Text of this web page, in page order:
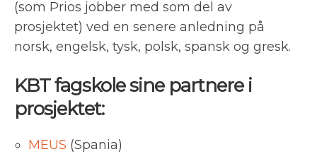
(som Prios jobber med som del av
prosjektet) ved en senere anledning på
norsk, engelsk, tysk, polsk, spansk og gresk.
KBT fagskole sine partnere i
prosjektet:
MEUS (Spania)